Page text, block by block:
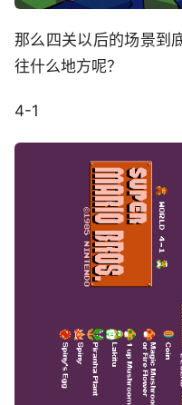
那么四关以后的场景到
往什么地方呢？
4-1